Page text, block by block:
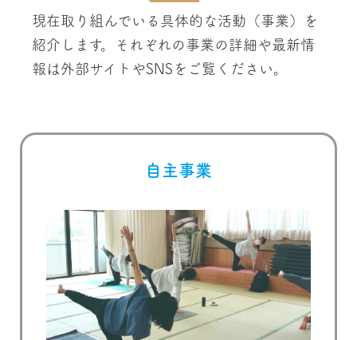
現在取り組んでいる具体的な活動（事業）を
紹介します。それぞれの事業の詳細や最新情
報は外部サイトやSNSをご覧ください。
自主事業